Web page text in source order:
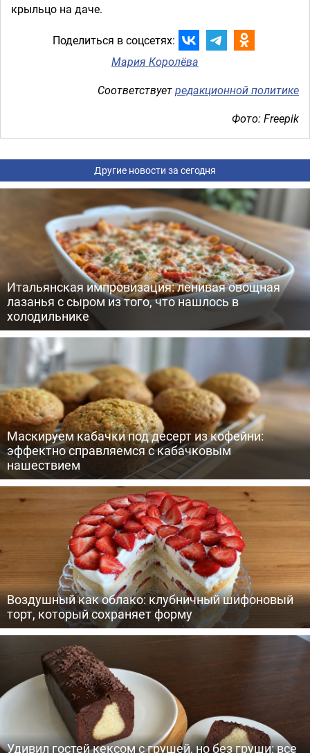
крыльцо на даче.
Поделиться в соцсетях:
Мария Королёва
Соответствуетредакционной политике
Фото: Freepik
Другие новости за сегодня
Итальянская импровизация: ленивая овощная
лазанья с сыром из того, что нашлось в
холодильнике
Маскируем кабачки под десерт из кофейни:
эффектно справляемся с кабачковым
нашествием
Воздушный как облако: клубничный шифоновый
торт, который сохраняет форму
Удивил гостей кексом с грушей, но без груши: все